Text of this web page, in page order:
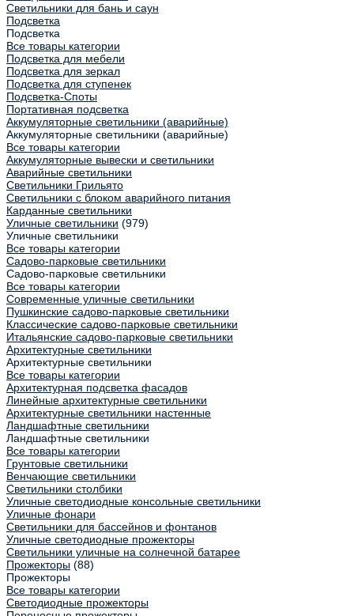
Светильники для бань и саун
Подсветка
Подсветка
Все товары категории
Подсветка для мебели
Подсветка для зеркал
Подсветка для ступенек
Подсветка-Споты
Портативная подсветка
Аккумуляторные светильники (аварийные)
Аккумуляторные светильники (аварийные)
Все товары категории
Аккумуляторные вывески и светильники
Аварийные светильники
Светильники Грильято
Светильники с блоком аварийного питания
Карданные светильники
Уличные светильники (979)
Уличные светильники
Все товары категории
Садово-парковые светильники
Садово-парковые светильники
Все товары категории
Современные уличные светильники
Пушкинские садово-парковые светильники
Классические садово-парковые светильники
Итальянские садово-парковые светильники
Архитектурные светильники
Архитектурные светильники
Все товары категории
Архитектурная подсветка фасадов
Линейные архитектурные светильники
Архитектурные светильники настенные
Ландшафтные светильники
Ландшафтные светильники
Все товары категории
Грунтовые светильники
Венчающие светильники
Светильники столбики
Уличные светодиодные консольные светильники
Уличные фонари
Светильники для бассейнов и фонтанов
Уличные светодиодные прожекторы
Светильники уличные на солнечной батарее
Прожекторы (88)
Прожекторы
Все товары категории
Светодиодные прожекторы